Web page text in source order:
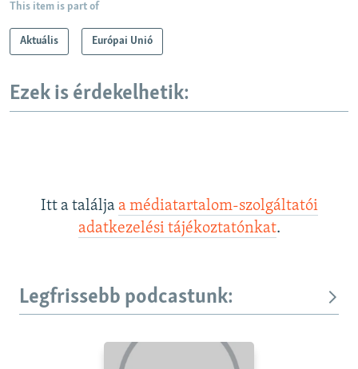
This item is part of
Aktuális Európai Unió
Ezek is érdekelhetik:
Itt a találja a médiatartalom-szolgáltatói
adatkezelési tájékoztatónkat.
Legfrissebb podcastunk: